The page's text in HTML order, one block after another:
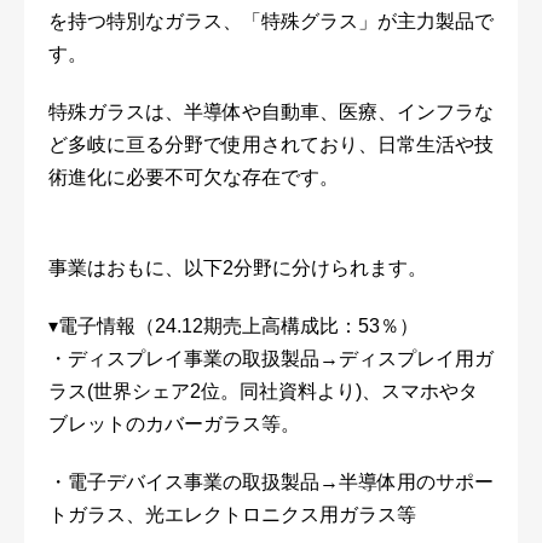
を持つ特別なガラス、「特殊グラス」が主力製品で
す。
特殊ガラスは、半導体や自動車、医療、インフラな
ど多岐に亘る分野で使用されており、日常生活や技
術進化に必要不可欠な存在です。
事業はおもに、以下2分野に分けられます。
▾電子情報（24.12期売上高構成比：53％）
・ディスプレイ事業の取扱製品→ディスプレイ用ガ
ラス(世界シェア2位。同社資料より)、スマホやタ
ブレットのカバーガラス等。
・電子デバイス事業の取扱製品→半導体用のサポー
トガラス、光エレクトロニクス用ガラス等